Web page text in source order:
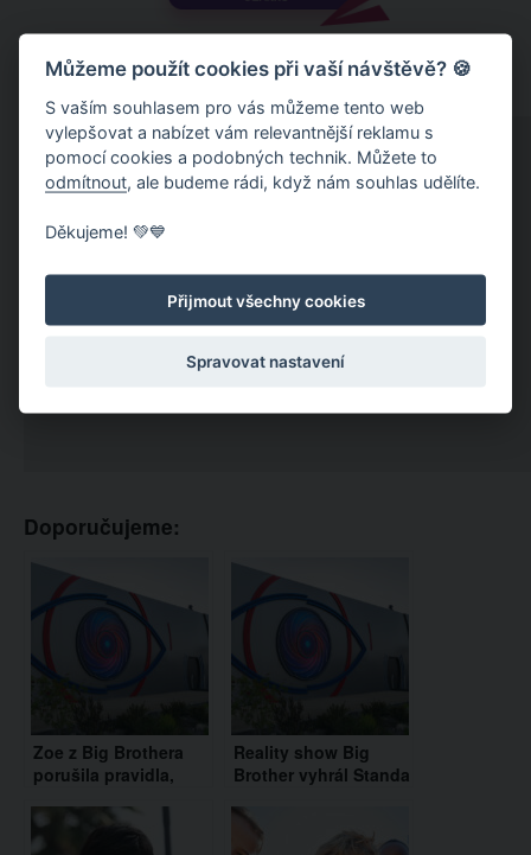
Doporučujeme:
Zoe z Big Brothera
porušila pravidla,
kapsy vzkaz. Co v
něm napsala?
Reality show Big
Brother vyhrál Standa
odnesl 2,5 milionu
Můžeme použít cookies při vaší návštěvě? 🍪
S vaším souhlasem pro vás můžeme tento web
vylepšovat a nabízet vám relevantnější reklamu s
pomocí cookies a podobných technik. Můžete to
odmítnout, ale budeme rádi, když nám souhlas udělíte.
Děkujeme! 💚💙
Přijmout všechny cookies
Spravovat nastavení